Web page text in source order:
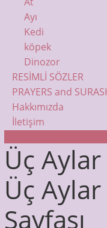
Ayı
Kedi
köpek
Dinozor
RESİMLİ SÖZLER
PRAYERS and
Hakkımızda
İletişim
Üç
Üç
Sayfası